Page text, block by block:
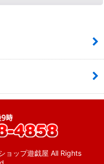
ョップ遊戯屋 All Rights